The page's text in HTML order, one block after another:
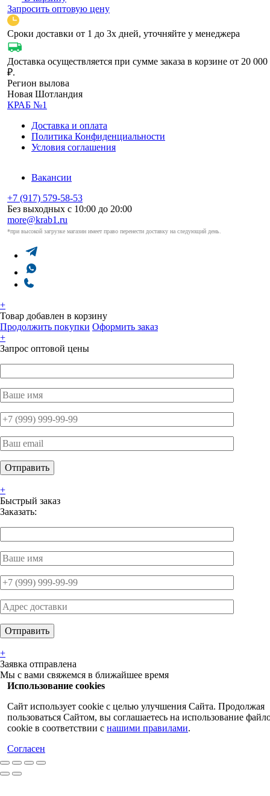
Запросить оптовую цену
Сроки доставки от 1 до 3х дней, уточняйте у менеджера
Доставка осуществляется при сумме заказа в корзине от 20 000
₽.
Регион вылова
Новая Шотландия
КРАБ №1
Доставка и оплата
Политика Конфиденциальности
Условия соглашения
Вакансии
+7 (917) 579-58-53
Без выходных с 10:00 до 20:00
more@krab1.ru
*при высокой загрузке магазин имеет право перенести доставку на следующий день.
+
Товар добавлен в корзину
Продолжить покупки Оформить заказ
+
Запрос оптовой цены
+
Быстрый заказ
Заказать:
+
Заявка отправлена
Мы с вами свяжемся в ближайшее время
Использование cookies
Сайт использует cookie с целью улучшения Сайта. Продолжая
пользоваться Сайтом, вы соглашаетесь на использование
cookie в соответствии с нашими правилами.
Согласен